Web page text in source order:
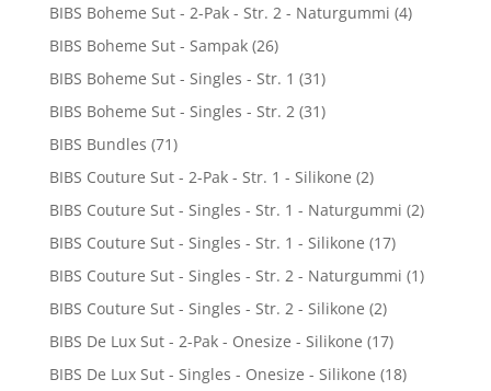
BIBS Boheme Sut - 2-Pak - Str. 2 - Naturgummi (4)
BIBS Boheme Sut - Sampak (26)
BIBS Boheme Sut - Singles - Str. 1 (31)
BIBS Boheme Sut - Singles - Str. 2 (31)
BIBS Bundles (71)
BIBS Couture Sut - 2-Pak - Str. 1 - Silikone (2)
BIBS Couture Sut - Singles - Str. 1 - Naturgummi (2)
BIBS Couture Sut - Singles - Str. 1 - Silikone (17)
BIBS Couture Sut - Singles - Str. 2 - Naturgummi (1)
BIBS Couture Sut - Singles - Str. 2 - Silikone (2)
BIBS De Lux Sut - 2-Pak - Onesize - Silikone (17)
BIBS De Lux Sut - Singles - Onesize - Silikone (18)